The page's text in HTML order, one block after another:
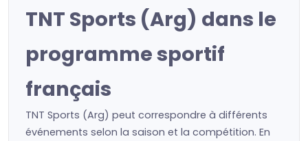
TNT Sports (Arg) dans le
programme sportif
français
TNT Sports (Arg) peut correspondre à différents
événements selon la saison et la compétition. En